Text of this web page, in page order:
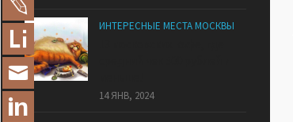
ИНТЕРЕСНЫЕ МЕСТА МОСКВЫ
14 ЯНВ, 2024